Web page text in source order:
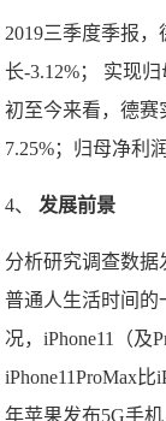
2019三季度季报
长-3.12%； 实现
初至今来看，德赛
7.25%；归母净利
4、发展前景
分析研究调查数据
普通人生活时间的
况，iPhone11（及
iPhone11ProMax
年苹果发布5G手